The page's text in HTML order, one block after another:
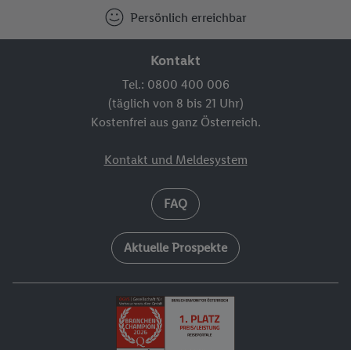
Persönlich erreichbar
Kontakt
Tel.: 0800 400 006
(täglich von 8 bis 21 Uhr)
Kostenfrei aus ganz Österreich.
Kontakt und Meldesystem
FAQ
Aktuelle Prospekte